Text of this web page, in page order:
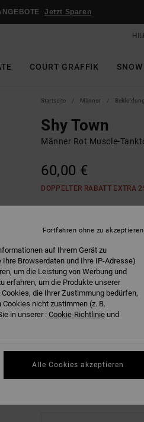
Jetzt Sparen
COURT GRAFFIK SNOW
Startseite Männer Bekleidung
Shy Town
Männer Rot Muscle-
60,00 €
DOPPELTER RABATT EXTRA
XS S
Größentabelle ansehen
auf Ihrem Gerät zu
Browserdaten und Ihre IP-Adresse)
um die Leistung von Werbung und
erfahren, um die Produkte unserer
die Ihrer Zustimmung bedürfen,
nicht zustimmen (z. B.
in unserer : Cookie-Richtlinie und
Fortfahren ohne zu akzeptieren
Alle Cookies akzeptieren